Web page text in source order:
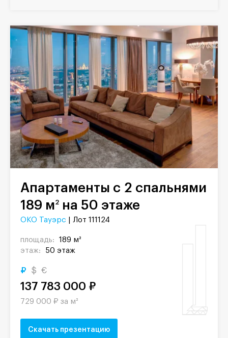
Апартаменты с 2 спальнями
189 м2 на 50 этаже
ОКО Тауэрс | Лот 111124
площадь:
189 м²
этаж:
50 этаж
₽ $ €
137 783 000 ₽
729 000 ₽ за м²
Скачать презентацию